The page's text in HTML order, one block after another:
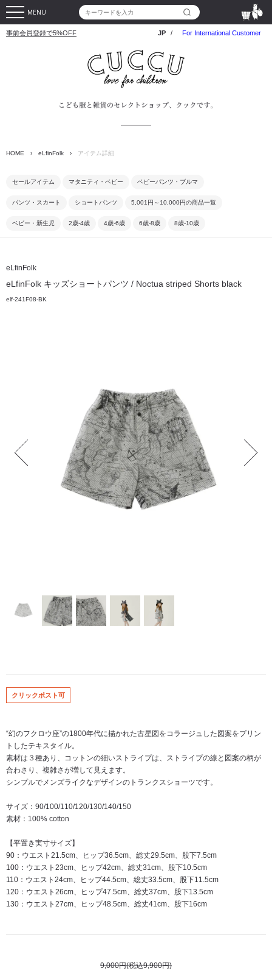
MENU
事前会員登録で5%OFF JP / For International Customer
HOME › eLfinFolk › アイテム詳細
セールアイテム マタニティ・ベビー ベビーパンツ・ブルマ
パンツ・スカート ショートパンツ 5,001円～10,000円の商品一覧
ベビー・新生児 2歳-4歳 4歳-6歳 6歳-8歳 8歳-10歳
eLfinFolk
eLfinFolk キッズショートパンツ / Noctua striped Shorts black
elf-241F08-BK
クリックポスト可
“幻のフクロウ座”の1800年代に描かれた古星図をコラージュした図案をプリン
トしたテキスタイル。
素材は３種あり、コットンの細いストライプは、ストライプの線と図案の柄が
合わさり、複雑さが増して見えます。
シンプルでメンズライクなデザインのトランクスショーツです。
サイズ：90/100/110/120/130/140/150
素材：100% cotton
【平置き実寸サイズ】
90：ウエスト21.5cm、ヒップ36.5cm、総丈29.5cm、股下7.5cm
100：ウエスト23cm、ヒップ42cm、総丈31cm、股下10.5cm
110：ウエスト24cm、ヒップ44.5cm、総丈33.5cm、股下11.5cm
120：ウエスト26cm、ヒップ47.5cm、総丈37cm、股下13.5cm
130：ウエスト27cm、ヒップ48.5cm、総丈41cm、股下16cm
9,000円(税込9,900円)